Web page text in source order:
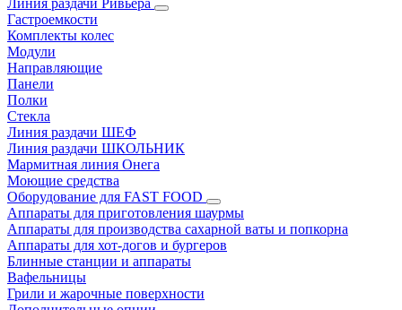
Линия раздачи Ривьера
Гастроемкости
Комплекты колес
Модули
Направляющие
Панели
Полки
Стекла
Линия раздачи ШЕФ
Линия раздачи ШКОЛЬНИК
Мармитная линия Онега
Моющие средства
Оборудование для FAST FOOD
Аппараты для приготовления шаурмы
Аппараты для производства сахарной ваты и попкорна
Аппараты для хот-догов и бургеров
Блинные станции и аппараты
Вафельницы
Грили и жарочные поверхности